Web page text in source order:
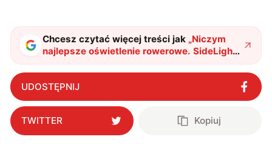
Chcesz czytać więcej treści jak „Niczym
najlepsze oświetlenie rowerowe. SideLights
zwiększa bezpieczeństwo wykładniczo"?
UDOSTĘPNIJ
TWITTER Kopiuj